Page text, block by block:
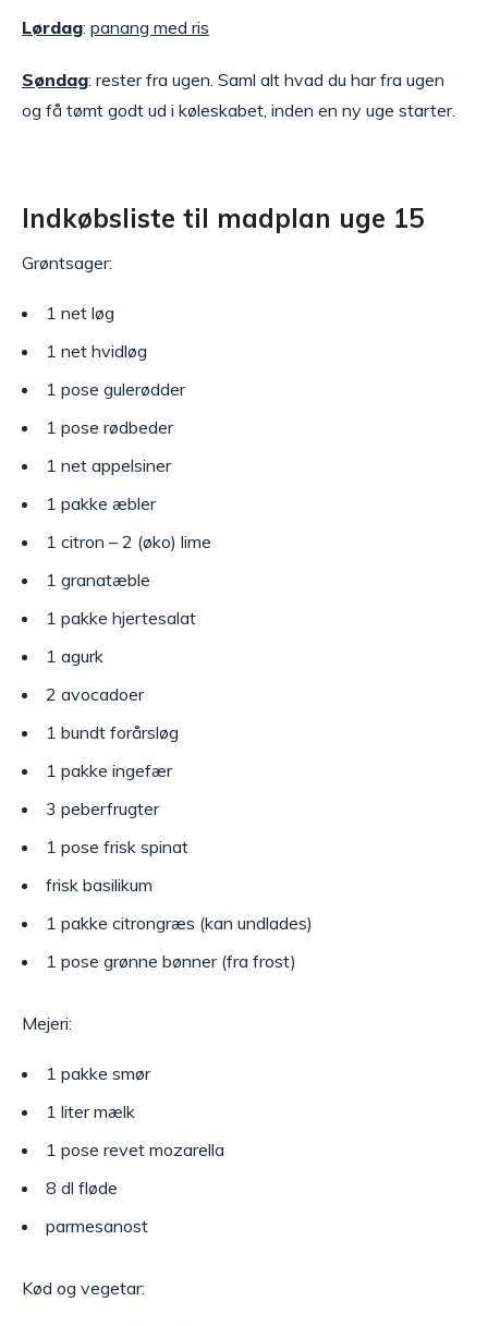
Lørdag: panang med ris
Søndag: rester fra ugen. Saml alt hvad du har fra ugen
og få tømt godt ud i køleskabet, inden en ny uge starter.
Indkøbsliste til madplan uge 15
Grøntsager:
1 net løg
1 net hvidløg
1 pose gulerødder
1 pose rødbeder
1 net appelsiner
1 pakke æbler
1 citron – 2 (øko) lime
1 granatæble
1 pakke hjertesalat
1 agurk
2 avocadoer
1 bundt forårsløg
1 pakke ingefær
3 peberfrugter
1 pose frisk spinat
frisk basilikum
1 pakke citrongræs (kan undlades)
1 pose grønne bønner (fra frost)
Mejeri:
1 pakke smør
1 liter mælk
1 pose revet mozarella
8 dl fløde
parmesanost
Kød og vegetar: